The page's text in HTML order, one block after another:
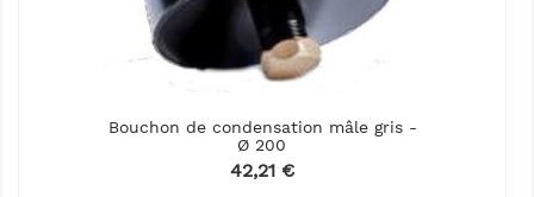
Bouchon de condensation mâle gris -
Ø 200
Prix
42,21 €